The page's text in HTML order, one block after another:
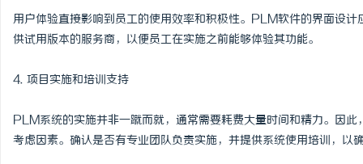
用户体验直接影响到员工的使用效率和积极性。PLM软件的界面设
供试用版本的服务商，以便员工在实施之前能够体验其功能。
4. 项目实施和培训支持
PLM系统的实施并非一蹴而就，通常需要耗费大量时间和精力。因
考虑因素。确认是否有专业团队负责实施，并提供系统使用培训，以